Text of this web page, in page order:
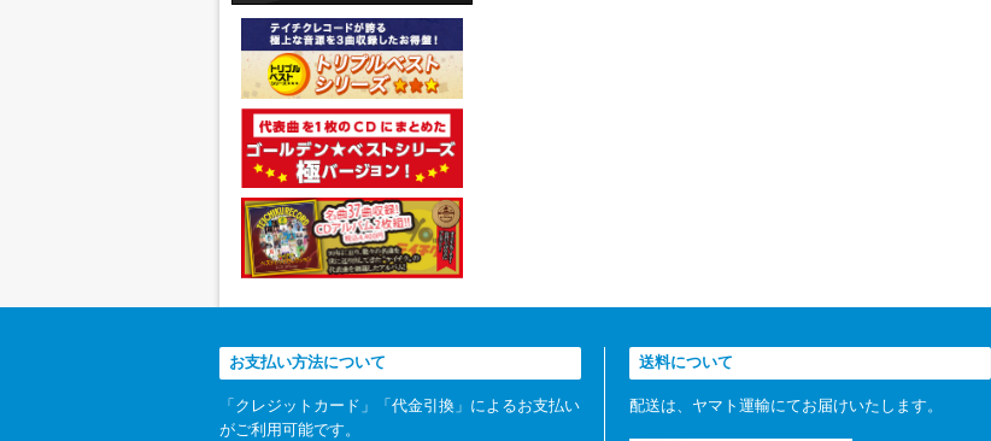
お支払い方法について
「クレジットカード」「代金引換」によるお支払い
がご利用可能です。
送料について
配送は、ヤマト運輸にてお届けいたします。